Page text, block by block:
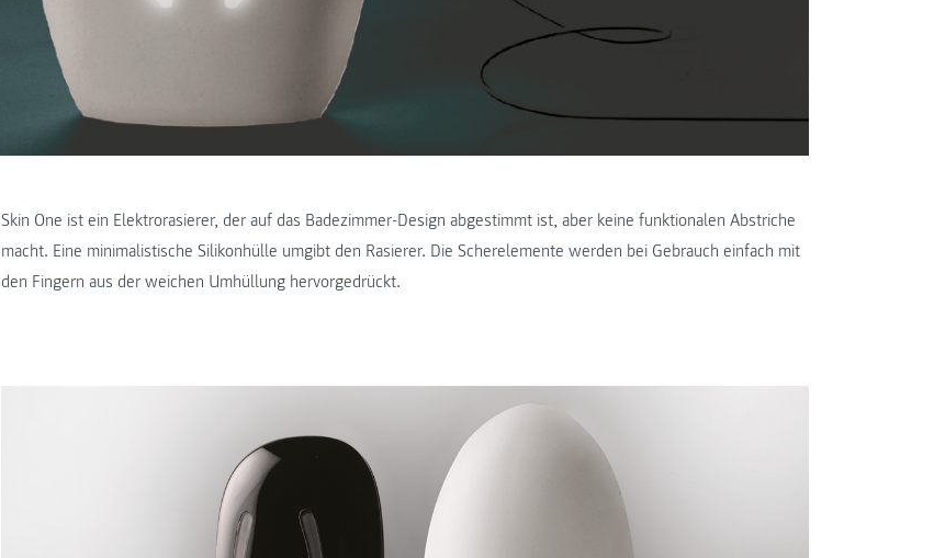
Skin One ist ein Elektrorasierer, der auf das Badezimmer-Design abgestimmt ist, aber keine funktionalen Abstriche
macht. Eine minimalistische Silikonhülle umgibt den Rasierer. Die Scherelemente werden bei Gebrauch einfach mit
den Fingern aus der weichen Umhüllung hervorgedrückt.